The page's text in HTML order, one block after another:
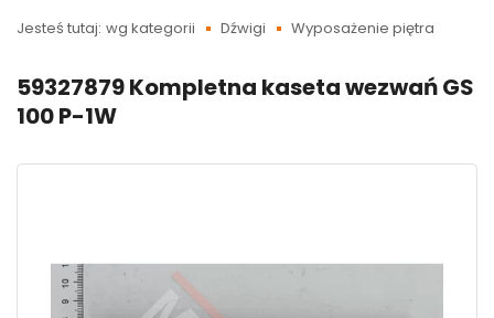
Jesteś tutaj: wg kategorii Dźwigi Wyposażenie piętra
59327879 Kompletna kaseta wezwań GS
100 P-1W